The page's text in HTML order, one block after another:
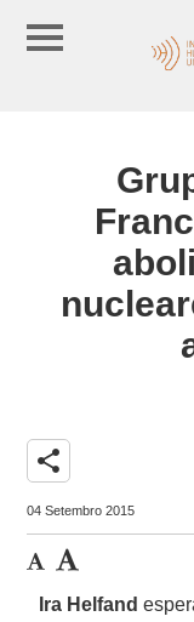
share
04 Setembro 2015
Ira Helfand